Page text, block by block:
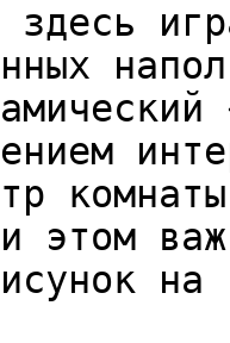
здесь
этом
на